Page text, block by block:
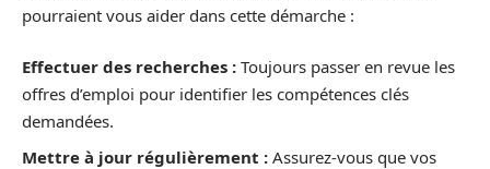
pourraient vous aider dans cette démarche :
Effectuer des recherches : Toujours passer en revue les
offres d’emploi pour identifier les compétences clés
demandées.
Mettre à jour régulièrement : Assurez-vous que vos